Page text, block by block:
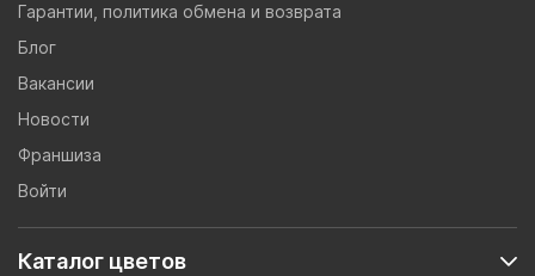
Гарантии, политика обмена и возврата
Блог
Вакансии
Новости
Франшиза
Войти
Каталог цветов